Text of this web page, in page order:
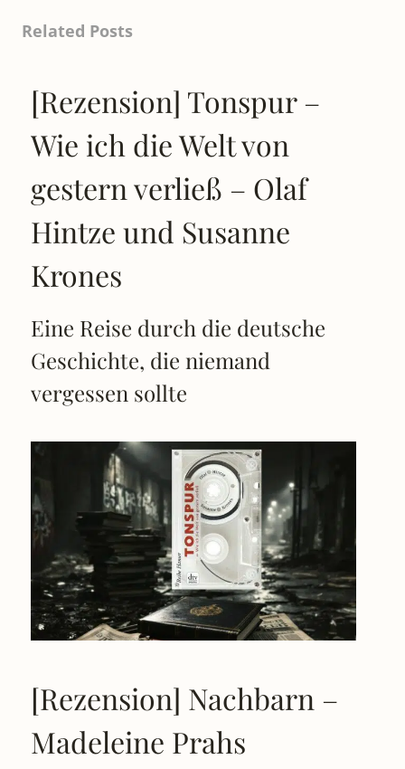
Related Posts
[Rezension] Tonspur –
Wie ich die Welt von
gestern verließ – Olaf
Hintze und Susanne
Krones
Eine Reise durch die deutsche
Geschichte, die niemand
vergessen sollte
[Rezension] Nachbarn –
Madeleine Prahs